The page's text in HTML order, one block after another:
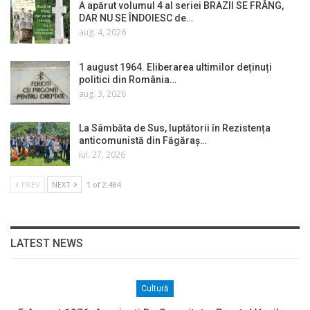
A apărut volumul 4 al seriei BRAZII SE FRÂNG,
DAR NU SE ÎNDOIESC de…
aug. 4, 2026
1 august 1964. Eliberarea ultimilor deținuți
politici din România…
aug. 3, 2026
La Sâmbăta de Sus, luptătorii în Rezistența
anticomunistă din Făgăraș…
iul. 27, 2026
PREV NEXT 1 of 2.484
LATEST NEWS
Cultură